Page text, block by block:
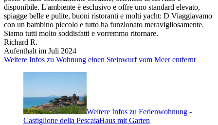
disponibile. L'ambiente è esclusivo e offre uno standard elevato,
spiagge belle e pulite, buoni ristoranti e molti yacht: D Viaggiavamo
con un bambino piccolo e tutto ha funzionato meravigliosamente.
Siamo tutti molto soddisfatti e vorremmo ritornare.
Richard R.
Aufenthalt im Juli 2024
Weitere Infos zu Wohnung einen Steinwurf vom Meer entfernt
Weitere Infos zu Ferienwohnung -
Castiglione della PescaiaHaus mit Garten